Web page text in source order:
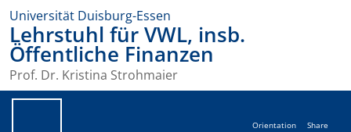
Universität Duisburg-Essen
Lehrstuhl für VWL, insb.
Öffentliche Finanzen
Prof. Dr. Kristina Strohmaier
Orientation Share